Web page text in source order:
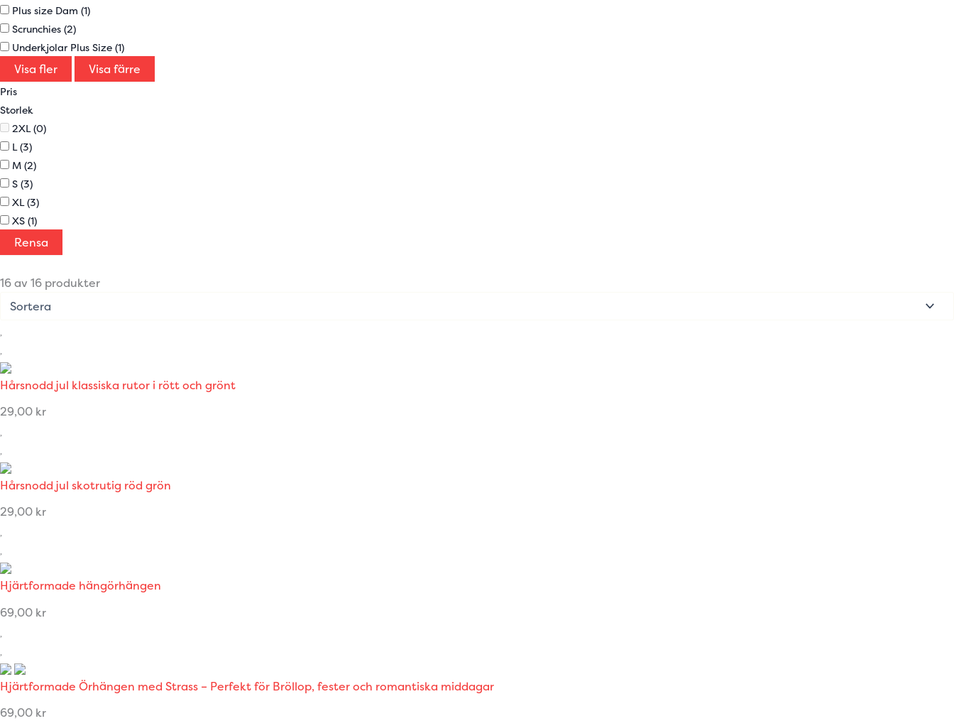
Plus size Dam (1)
Scrunchies (2)
Underkjolar Plus Size (1)
Visa fler Visa färre
Pris
Storlek
2XL (0)
L (3)
M (2)
S (3)
XL (3)
XS (1)
Rensa
16 av 16 produkter
Hårsnodd jul klassiska rutor i rött och grönt
29,00 kr
Hårsnodd jul skotrutig röd grön
29,00 kr
Hjärtformade hängörhängen
69,00 kr
Hjärtformade Örhängen med Strass – Perfekt för Bröllop, fester och romantiska middagar
69,00 kr